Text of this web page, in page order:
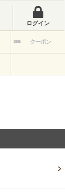
ログイン
クーポン